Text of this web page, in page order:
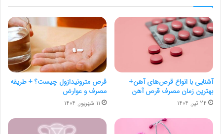
آشنایی با انواع قرص‌های آهن+
بهترین زمان مصرف قرص آهن
24 تیر, 1404
قرص مترونیدازول چیست؟ + طریقه
مصرف و عوارض
11 شهریور, 1404